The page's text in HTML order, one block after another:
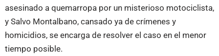
asesinado a quemarropa por un misterioso motociclista,
y Salvo Montalbano, cansado ya de crímenes y
homicidios, se encarga de resolver el caso en el menor
tiempo posible.